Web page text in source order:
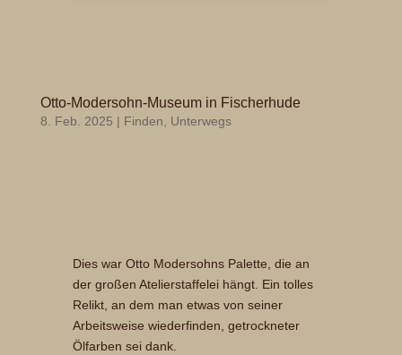
Otto-Modersohn-Museum in Fischerhude
8. Feb. 2025 | Finden, Unterwegs
Dies war Otto Modersohns Palette, die an
der großen Atelierstaffelei hängt. Ein tolles
Relikt, an dem man etwas von seiner
Arbeitsweise wiederfinden, getrockneter
Ölfarben sei dank.